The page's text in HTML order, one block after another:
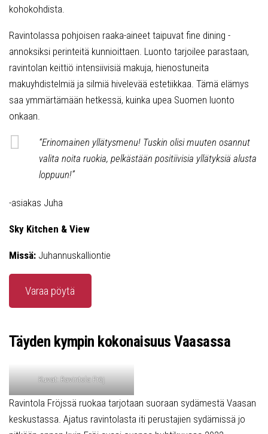
kohokohdista.
Ravintolassa pohjoisen raaka-aineet taipuvat fine dining -
annoksiksi perinteitä kunnioittaen. Luonto tarjoilee parastaan,
ravintolan keittiö intensiivisiä makuja, hienostuneita
makuyhdistelmiä ja silmiä hivelevää estetiikkaa. Tämä elämys
saa ymmärtämään hetkessä, kuinka upea Suomen luonto
onkaan.
“Erinomainen yllätysmenu! Tuskin olisi muuten osannut
valita noita ruokia, pelkästään positiivisia yllätyksiä alusta
loppuun!”
-asiakas Juha
Sky Kitchen & View
Missä: Juhannuskalliontie
Varaa pöytä
Täyden kympin kokonaisuus Vaasassa
Kuvat: Ravintola Fröj
Ravintola Fröjssä ruokaa tarjotaan suoraan sydämestä Vaasan
keskustassa. Ajatus ravintolasta iti perustajien sydämissä jo